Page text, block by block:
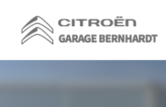
contenu